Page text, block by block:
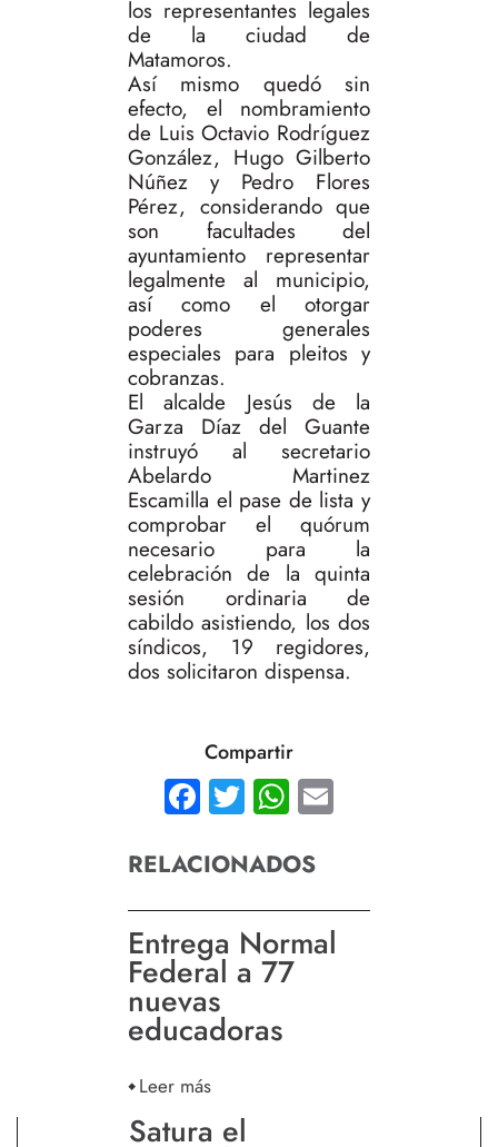
los representantes legales
de la ciudad de
Matamoros.
Así mismo quedó sin
efecto, el nombramiento
de Luis Octavio Rodríguez
González, Hugo Gilberto
Núñez y Pedro Flores
Pérez, considerando que
son facultades del
ayuntamiento representar
legalmente al municipio,
así como el otorgar
poderes generales
especiales para pleitos y
cobranzas.
El alcalde Jesús de la
Garza Díaz del Guante
instruyó al secretario
Abelardo Martinez
Escamilla el pase de lista y
comprobar el quórum
necesario para la
celebración de la quinta
sesión ordinaria de
cabildo asistiendo, los dos
síndicos, 19 regidores,
dos solicitaron dispensa.
Compartir
Facebook
TwitterWhatsApp
RELACIONADOS
Entrega Normal
Federal a 77
nuevas
educadoras
Leer más
Satura el